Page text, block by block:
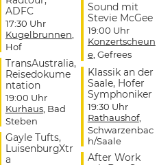
ADFC
17:30 Uhr
Kugelbrunnen,
Hof
TransAustralia,
Reisedokume
ntation
19:00 Uhr
Kurhaus, Bad
Steben
Gayle Tufts,
LuisenburgXtr
a
Sound mit
Stevie McGee
19:00 Uhr
Konzertscheun
e, Gefrees
Klassik an der
Saale, Hofer
Symphoniker
19:30 Uhr
Rathaushof,
Schwarzenbac
h/Saale
After Work